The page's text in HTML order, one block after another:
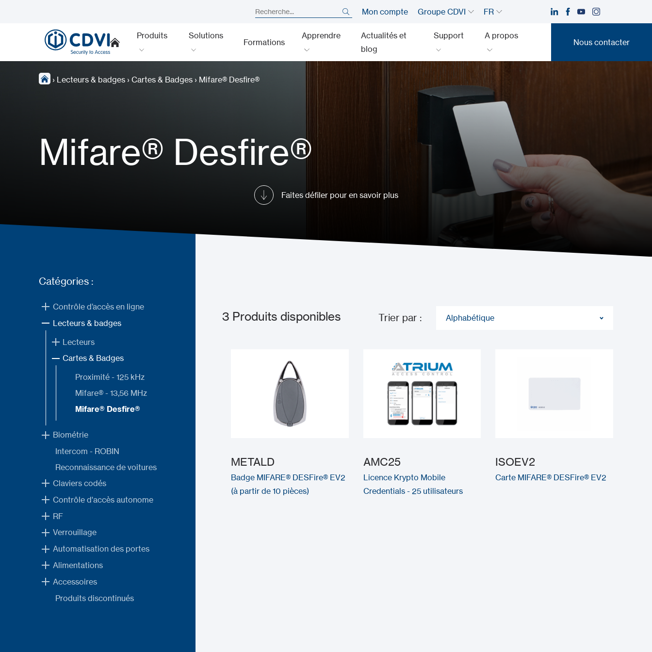
Mon compte Groupe CDVI FR
Produits Solutions
Formations
Apprendre
Actualités et
blog
Support A propos
Nous contacter
› Lecteurs & badges › Cartes & Badges › Mifare® Desfire®
Mifare® Desfire®
Faites défiler pour en savoir plus
Catégories :
Contrôle d’accès en ligne
Lecteurs & badges
Lecteurs
Cartes & Badges
Proximité - 125 kHz
Mifare® - 13,56 MHz
Mifare® Desfire®
Biométrie
Intercom - ROBIN
Reconnaissance de voitures
Claviers codés
Contrôle d'accès autonome
RF
Verrouillage
Automatisation des portes
Alimentations
Accessoires
Produits discontinués
3 Produits disponibles Trier par : Alphabétique
METALD
Badge MIFARE® DESFire® EV2
(à partir de 10 pièces)
AMC25
Licence Krypto Mobile
Credentials - 25 utilisateurs
ISOEV2
Carte MIFARE® DESFire® EV2